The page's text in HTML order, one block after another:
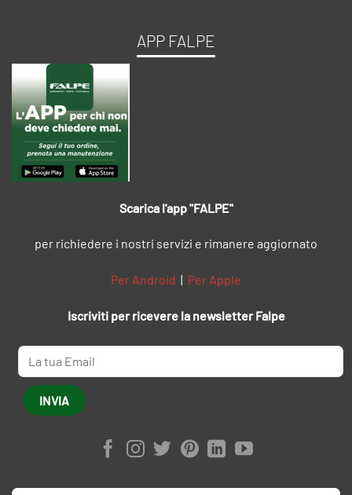
APP FALPE
Scarica l'app "FALPE"
per richiedere i nostri servizi e rimanere aggiornato
Per Android | Per Apple
Iscriviti per ricevere la newsletter Falpe